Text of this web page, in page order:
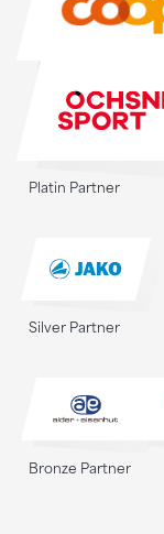
Platin Partner
Silver Partner
Bronze Partner